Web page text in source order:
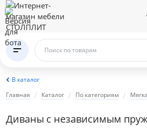
Поиск по товарам
В каталог
Главная
Каталог По категориям
Диваны с независимым